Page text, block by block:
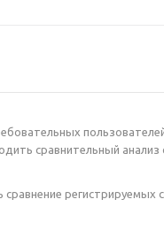
сравнительный
регистрируемых